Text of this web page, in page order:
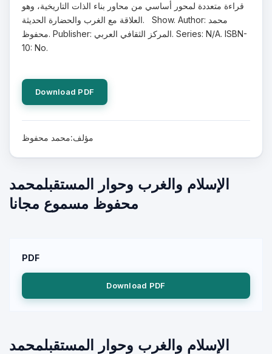
قراءة متعددة لمحور أساسي من محاور بناء الذات التاريخية، وهو
العلاقة مع الغرب والحضارة الحديثة. Show. Author: محمد
محفوظ. Publisher: المركز الثقافي العربي. Series: N/A. ISBN-
10: No.
Download PDF
مؤلف:محمد محفوظ
الإسلام والغرب وحوار المستقبلمحمد
محفوظ مسموع مجانا
PDF
Download PDF
الإسلام والغرب وحوار المستقبلمحمد